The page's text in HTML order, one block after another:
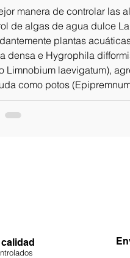
manera de controlar las
de algas de agua dulce
plantas
densa e Hygrophila
Limnobium laevigatum),
como potos
de algas naturales